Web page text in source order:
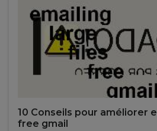
10 Conseils pour améliorer
free gmail